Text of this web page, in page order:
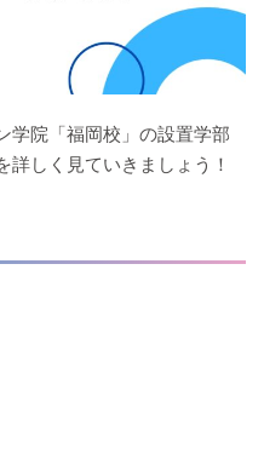
学院「福岡校」の設置学部
しく見ていきましょう！